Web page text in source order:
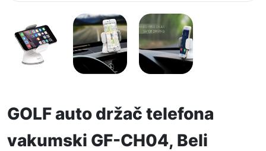
GOLF auto držač telefona
vakumski GF-CH04, Beli